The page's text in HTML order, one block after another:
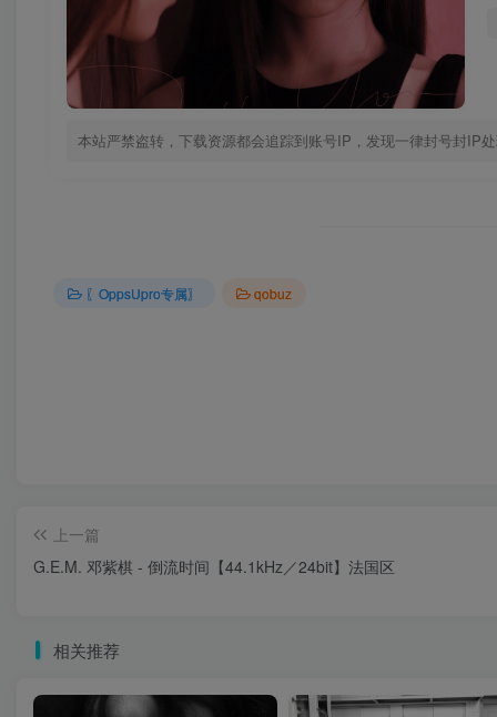
本站严禁盗转，下载资源都会追踪到账号IP，发现一律封号封IP
〖OppsUpro专属〗 qobuz
上一篇
G.E.M. 邓紫棋 - 倒流时间【44.1kHz／24bit】法国区
相关推荐